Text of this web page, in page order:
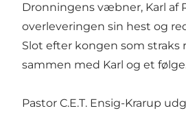
Dronningens væbner, Karl af
overleveringen sin hest og
Slot efter kongen som straks
sammen med Karl og et
Pastor C.E.T. Ensig-Krarup